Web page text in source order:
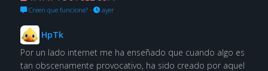
Creen que funcione?· ayer
HpTk
Por un lado internet me ha enseñado que cuando algo es
tan obscenamente provocativo, ha sido creado por aquel